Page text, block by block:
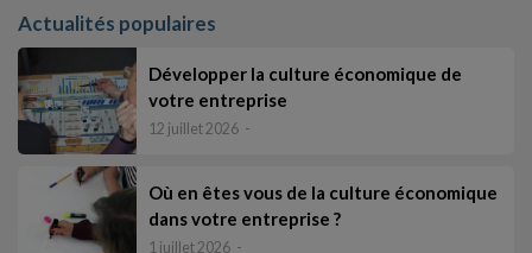
Actualités populaires
Développer la culture économique de
votre entreprise
12 juillet 2026
Où en êtes vous de la culture économique
dans votre entreprise ?
1 juillet 2026